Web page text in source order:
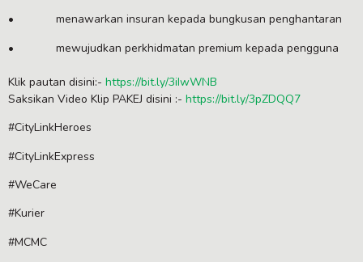
• menawarkan insuran kepada bungkusan penghantaran
• mewujudkan perkhidmatan premium kepada pengguna
Klik pautan disini:- https://bit.ly/3iIwWNB
Saksikan Video Klip PAKEJ disini :- https://bit.ly/3pZDQQ7
#CityLinkHeroes
#CityLinkExpress
#WeCare
#Kurier
#MCMC